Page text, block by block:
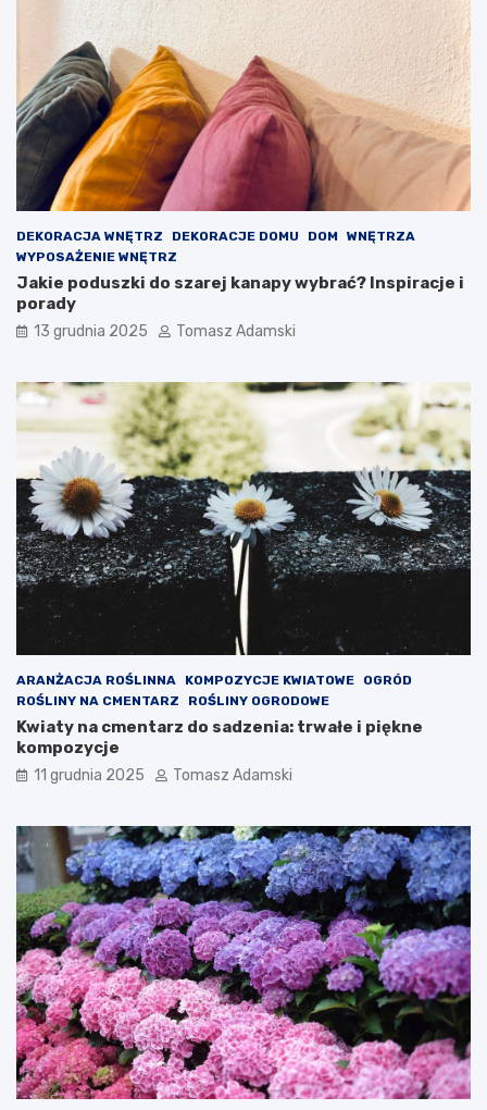
DEKORACJA WNĘTRZ DEKORACJE DOMU DOM
WNĘTRZA
WYPOSAŻENIE WNĘTRZ
Jakie poduszki do szarej kanapy wybrać? Inspiracje i
porady
13 grudnia 2025 Tomasz Adamski
ARANŻACJA ROŚLINNA KOMPOZYCJE KWIATOWE
OGRÓD
ROŚLINY NA CMENTARZ
ROŚLINY OGRODOWE
Kwiaty na cmentarz do sadzenia: trwałe i piękne
kompozycje
11 grudnia 2025 Tomasz Adamski